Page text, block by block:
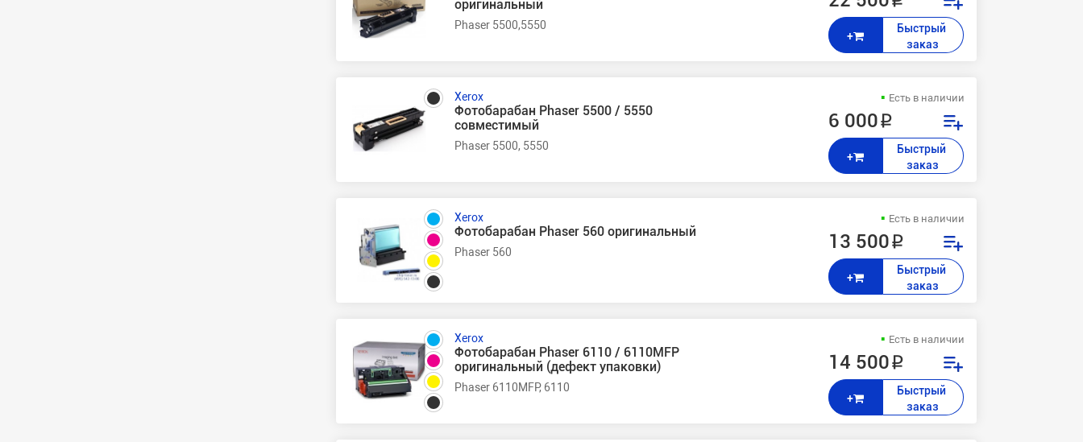
оригинальный
Phaser 5500,5550
+
Быстрый
заказ
Xerox
Фотобарабан Phaser 5500 / 5550
совместимый
Phaser 5500, 5550
Есть в наличии
6 000 ₽
+
Быстрый
заказ
Xerox
Фотобарабан Phaser 560 оригинальный
Phaser 560
Есть в наличии
13 500 ₽
+
Быстрый
заказ
Xerox
Фотобарабан Phaser 6110 / 6110MFP
оригинальный (дефект упаковки)
Phaser 6110MFP, 6110
Есть в наличии
14 500 ₽
+
Быстрый
заказ